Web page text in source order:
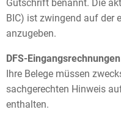
Gutschrift benannt. Die
BIC) ist zwingend auf der
anzugeben.
DFS-
Ihre Belege müssen
sachgerechten Hinweis
enthalten.